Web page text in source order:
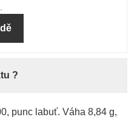
?
punc labuť. Váha 8,84 g,